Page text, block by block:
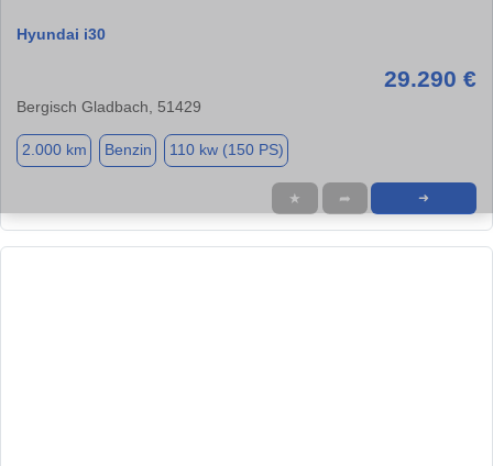
Hyundai i30
29.290 €
Bergisch Gladbach, 51429
2.000 km Benzin 110 kw (150 PS)
★ ➦ ➜